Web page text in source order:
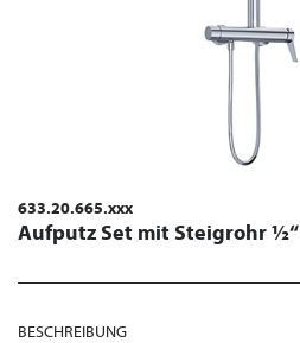
633.20.665.xxx
Aufputz Set mit Steigrohr ½“
BESCHREIBUNG